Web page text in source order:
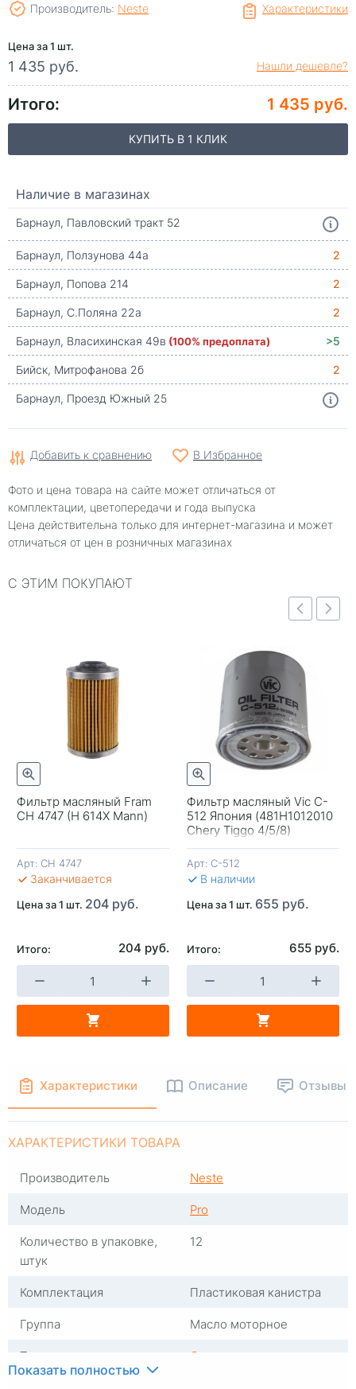
Характеристики
Производитель: Neste
Цена за 1 шт.
1 435 руб. Нашли дешевле?
Итого: 1 435 руб.
КУПИТЬ В 1 КЛИК
Наличие в магазинах
Барнаул, Павловский тракт 52
Барнаул, Ползунова 44а
2
Барнаул, Попова 214
2
Барнаул, С.Поляна 22а
2
Барнаул, Власихинская 49в (100% предоплата)
>5
Бийск, Митрофанова 2б
2
Барнаул, Проезд Южный 25
Добавить к сравнению В Избранное
Фото и цена товара на сайте может отличаться от
комплектации, цветопередачи и года выпуска
Цена действительна только для интернет-магазина и может
отличаться от цен в розничных магазинах
С ЭТИМ ПОКУПАЮТ
Фильтр масляный Fram
CH 4747 (H 614X Mann)
Арт: CH 4747
Заканчивается
Цена за 1 шт. 204 руб.
Итого: 204 руб.
Фильтр масляный Vic C-
512 Япония (481H1012010
Chery Tiggo 4/5/8)
Арт: C-512
В наличии
Цена за 1 шт. 655 руб.
Итого: 655 руб.
КОРЗИНУ
- +
В КОРЗИНУ
Быстрый просмотр
Характеристики Описание Отзывы
ХАРАКТЕРИСТИКИ ТОВАРА
Производитель
Neste
Модель
Pro
Количество в упаковке,
штук
12
Комплектация
Пластиковая канистра
Группа
Масло моторное
Тип масла
Синтетика
Показать полностью